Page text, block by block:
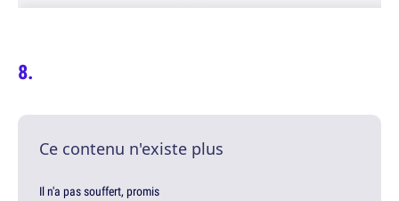
Ce contenu n'existe plus
Il n'a pas souffert, promis